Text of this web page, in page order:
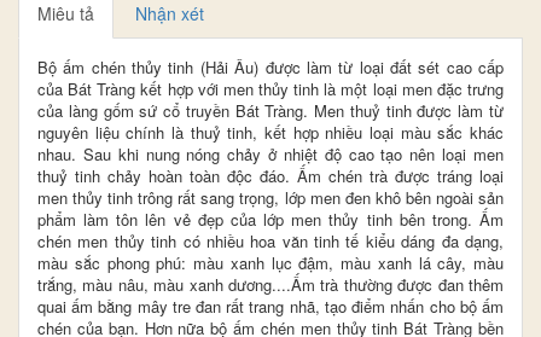
Miêu tả Nhận xét
Bộ ấm chén thủy tinh (Hải Âu) được làm từ loại đất sét cao cấp
của Bát Tràng kết hợp với men thủy tinh là một loại men đặc trưng
của làng gốm sứ cổ truyền Bát Tràng. Men thuỷ tinh được làm từ
nguyên liệu chính là thuỷ tinh, kết hợp nhiều loại màu sắc khác
nhau. Sau khi nung nóng chảy ở nhiệt độ cao tạo nên loại men
thuỷ tinh chảy hoàn toàn độc đáo. Ấm chén trà được tráng loại
men thủy tinh trông rất sang trọng, lớp men đen khô bên ngoài sản
phẩm làm tôn lên vẻ đẹp của lớp men thủy tinh bên trong. Ấm
chén men thủy tinh có nhiều hoa văn tinh tế kiểu dáng đa dạng,
màu sắc phong phú: màu xanh lục đậm, màu xanh lá cây, màu
trắng, màu nâu, màu xanh dương....Ấm trà thường được đan thêm
quai ấm bằng mây tre đan rất trang nhã, tạo điểm nhấn cho bộ ấm
chén của bạn. Hơn nữa bộ ấm chén men thủy tinh Bát Tràng bền